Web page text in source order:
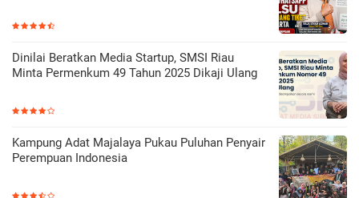
Dinilai Beratkan Media Startup, SMSI Riau
Minta Permenkum 49 Tahun 2025 Dikaji Ulang
Kampung Adat Majalaya Pukau Puluhan Penyair
Perempuan Indonesia